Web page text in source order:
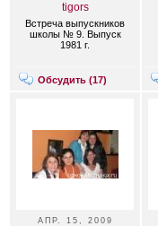
tigors
Встреча выпускников
школы № 9. Выпуск
1981 г.
Обсудить (17)
АПР. 15, 2009